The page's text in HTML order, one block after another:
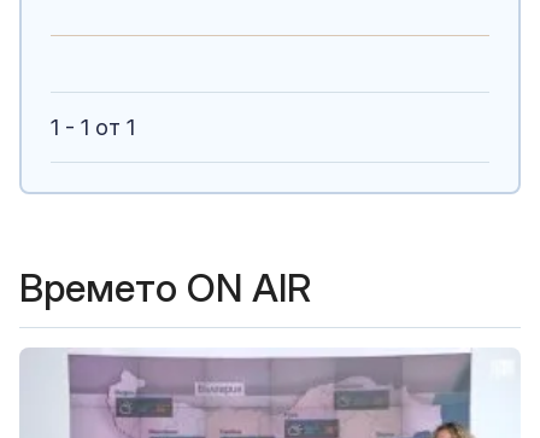
1 - 1 от 1
Времето ON AIR